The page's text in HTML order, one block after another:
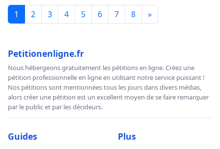
1 2 3 4 5 6 7 8 »
Petitionenligne.fr
Nous hébergeons gratuitement les pétitions en ligne. Créez une
pétition professionnelle en ligne en utilisant notre service puissant !
Nos pétitions sont mentionnées tous les jours dans divers médias,
alors créer une pétition est un excellent moyen de se faire remarquer
par le public et par les décideurs.
Guides Plus